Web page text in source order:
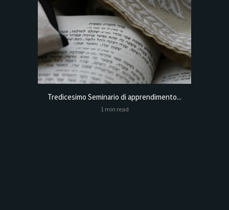
Tredicesimo Seminario di apprendimento...
1 min read